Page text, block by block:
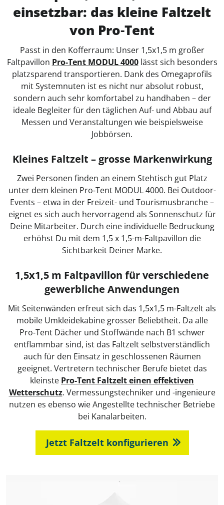
einsetzbar: das kleine Faltzelt
von Pro‑Tent
Passt in den Kofferraum: Unser 1,5x1,5 m großer
Faltpavillon Pro‑Tent MODUL 4000lässt sich besonders
platzsparend transportieren. Dank des Omegaprofils
mit Systemnuten ist es nicht nur absolut robust,
sondern auch sehr komfortabel zu handhaben – der
ideale Begleiter für den täglichen Auf- und Abbau auf
Messen und Veranstaltungen wie beispielsweise
Jobbörsen.
Kleines Faltzelt – grosse Markenwirkung
Zwei Personen finden an einem Stehtisch gut Platz
unter dem kleinen Pro‑Tent MODUL 4000. Bei Outdoor-
Events – etwa in der Freizeit- und Tourismusbranche –
eignet es sich auch hervorragend als Sonnenschutz für
Deine Mitarbeiter. Durch eine individuelle Bedruckung
erhöhst Du mit dem 1,5 x 1,5-m-Faltpavillon die
Sichtbarkeit Deiner Marke.
1,5x1,5 m Faltpavillon für verschiedene
gewerbliche Anwendungen
Mit Seitenwänden erfreut sich das 1,5x1,5 m-Faltzelt als
mobile Umkleidekabine grosser Beliebtheit. Da alle
Pro‑Tent Dächer und Stoffwände nach B1 schwer
entflammbar sind, ist das Faltzelt selbstverständlich
auch für den Einsatz in geschlossenen Räumen
geeignet. Vertretern technischer Berufe bietet das
kleinste Pro‑Tent Faltzelt einen effektiven
Wetterschutz. Vermessungstechniker und -ingenieure
nutzen es ebenso wie Angestellte technischer Betriebe
bei Kanalarbeiten.
Jetzt Faltzelt konfigurieren